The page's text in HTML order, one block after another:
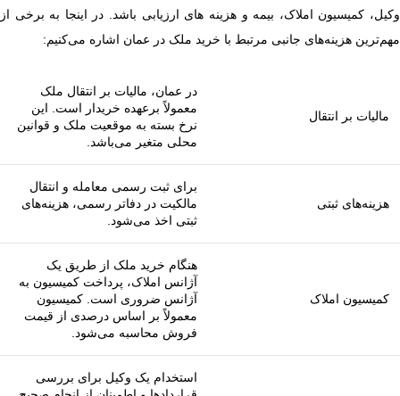
وکیل، کمیسیون املاک، بیمه و هزینه‌ های ارزیابی باشد. در اینجا به برخی از
مهم‌ترین هزینه‌های جانبی مرتبط با خرید ملک در عمان اشاره می‌کنیم:
مالیات بر انتقال
در عمان، مالیات بر انتقال ملک
معمولاً برعهده خریدار است. این
نرخ بسته به موقعیت ملک و قوانین
محلی متغیر می‌باشد.
هزینه‌های ثبتی
برای ثبت رسمی معامله و انتقال
مالکیت در دفاتر رسمی، هزینه‌های
ثبتی اخذ می‌شود.
کمیسیون املاک
هنگام خرید ملک از طریق یک
آژانس املاک، پرداخت کمیسیون به
آژانس ضروری است. کمیسیون
معمولاً بر اساس درصدی از قیمت
فروش محاسبه می‌شود.
استخدام یک وکیل برای بررسی